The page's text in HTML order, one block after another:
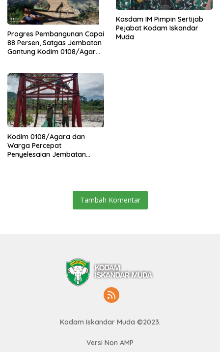
Progres Pembangunan Capai
88 Persen, Satgas Jembatan
Gantung Kodim 0108/Agara
Kasdam IM Pimpin Sertijab
Pejabat Kodam Iskandar
Muda
Kodim 0108/Agara dan
Warga Percepat
Penyelesaian Jembatan
Tambah Komentar
Kodam Iskandar Muda ©2023.
Versi Non AMP